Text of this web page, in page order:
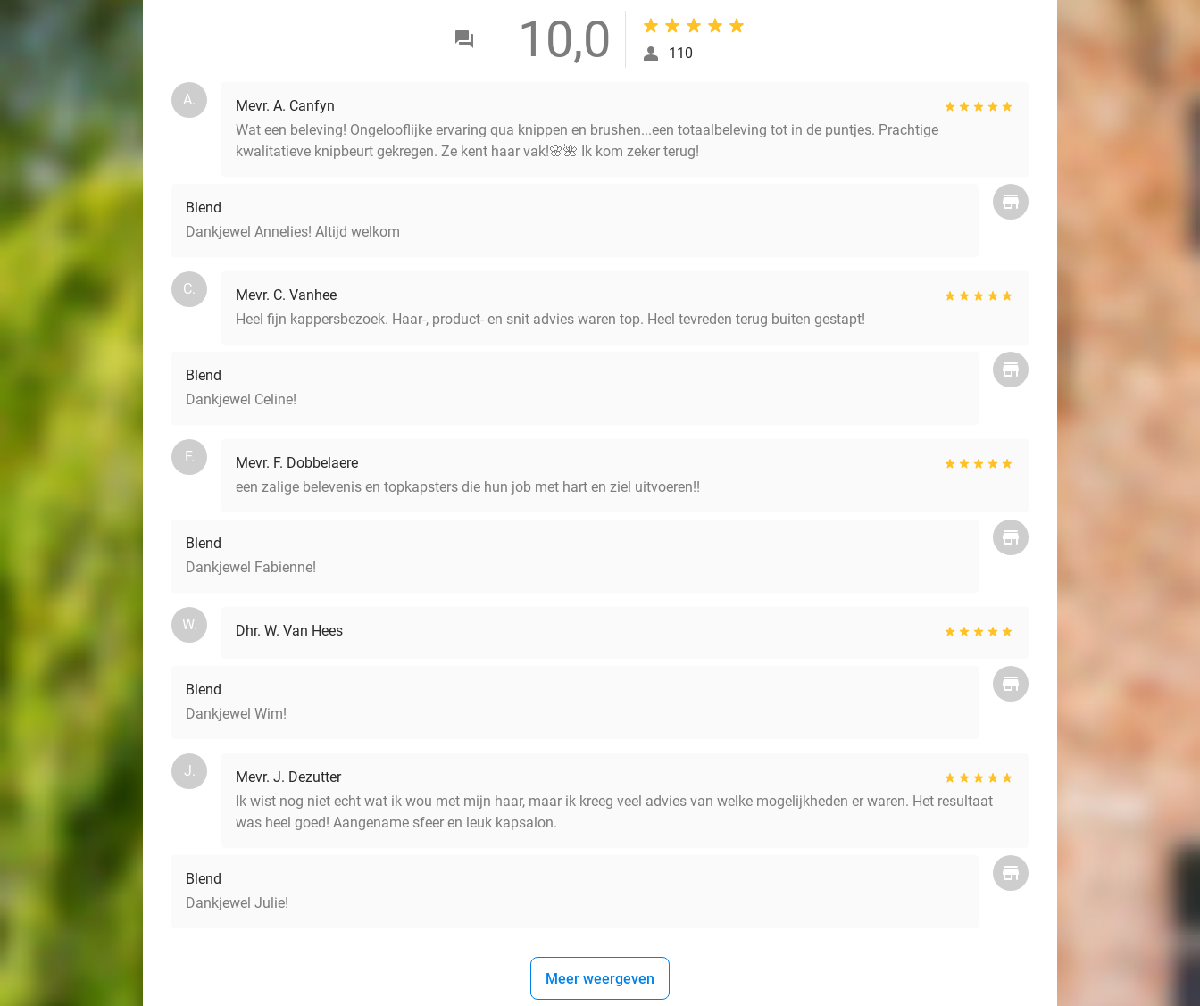
10,0 110
A.
Mevr. A. Canfyn
Wat een beleving! Ongelooflijke ervaring qua knippen en brushen...een totaalbeleving tot in de puntjes. Prachtige
kwalitatieve knipbeurt gekregen. Ze kent haar vak!🌸🌺 Ik kom zeker terug!
Blend
Dankjewel Annelies! Altijd welkom
C.
Mevr. C. Vanhee
Heel fijn kappersbezoek. Haar-, product- en snit advies waren top. Heel tevreden terug buiten gestapt!
Blend
Dankjewel Celine!
F.
Mevr. F. Dobbelaere
een zalige belevenis en topkapsters die hun job met hart en ziel uitvoeren!!
Blend
Dankjewel Fabienne!
W. Dhr. W. Van Hees
Blend
Dankjewel Wim!
J.
Mevr. J. Dezutter
Ik wist nog niet echt wat ik wou met mijn haar, maar ik kreeg veel advies van welke mogelijkheden er waren. Het resultaat
was heel goed! Aangename sfeer en leuk kapsalon.
Blend
Dankjewel Julie!
Meer weergeven